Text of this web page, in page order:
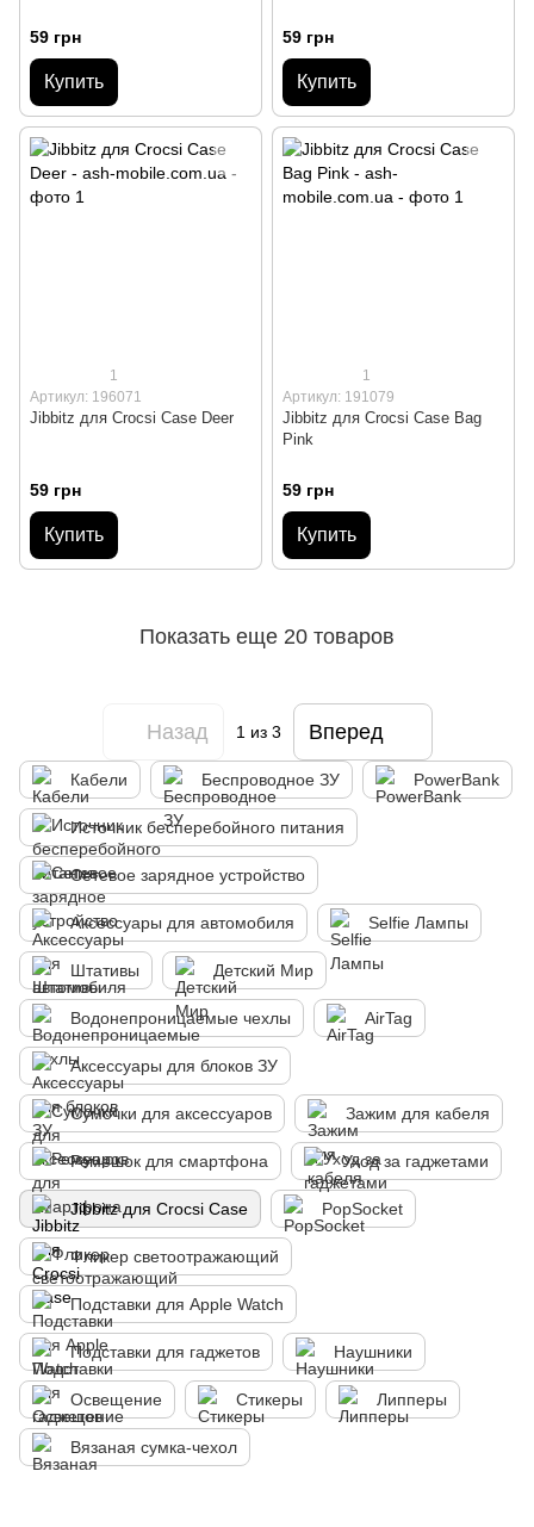
59 грн
Купить
59 грн
Купить
1
Артикул: 196071
Jibbitz для Crocsі Case Deer
59 грн
Купить
1
Артикул: 191079
Jibbitz для Crocsі Case Bag
Pink
59 грн
Купить
Показать еще 20 товаров
Назад 1из 3 Вперед
Кабели Беспроводное ЗУ PowerBank
Источник бесперебойного питания
Cетевое зарядное устройство
Аксессуары для автомобиля Selfie Лампы
Штативы Детский Мир
Водонепроницаемые чехлы AirTag
Аксессуары для блоков ЗУ
Сумочки для аксессуаров Зажим для кабеля
Ремешок для смартфона Уход за гаджетами
Jibbitz для Crocsі Case PopSocket
Фликер светоотражающий
Подставки для Apple Watch
Подставки для гаджетов Наушники
Освещение Стикеры Липперы
Вязаная сумка-чехол